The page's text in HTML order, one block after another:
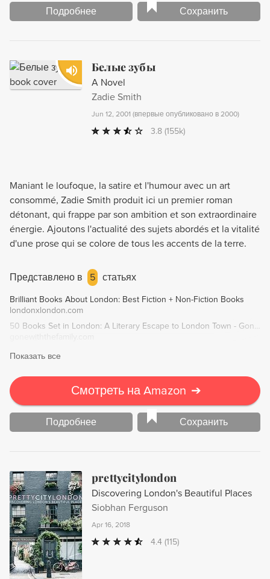
Букеровской премии 2003 года.
Подробнее Сохранить
Белые зубы
A Novel
Zadie Smith
Jun 12, 2001 (впервые опубликовано в 2000)
3.8 (155k)
Maniant le loufoque, la satire et l'humour avec un art
consommé, Zadie Smith produit ici un premier roman
détonant, qui frappe par son ambition et son extraordinaire
énergie. Ajoutons l'actualité des sujets abordés et la vitalité
d'une prose qui se colore de tous les accents de la terre.
Представлено в 5 статьях
Brilliant Books About London: Best Fiction + Non-Fiction Books
londonxlondon.com
50 Books Set in London: A Literary Escape to London Town - Gone With The Family
Показать все
Смотреть на Amazon ➔
Подробнее Сохранить
prettycitylondon
Discovering London's Beautiful Places
Siobhan Ferguson
Apr 16, 2018
4.4 (115)